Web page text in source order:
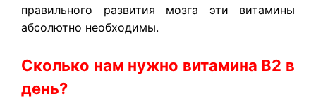
правильного развития мозга эти витамины
абсолютно необходимы.
Сколько нам нужно витамина В2 в
день?